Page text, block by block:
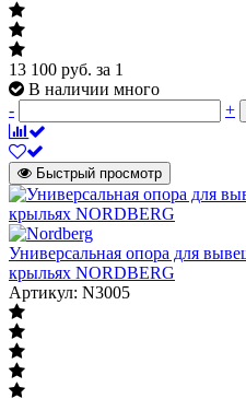
13 100 руб. за 1
В наличии много
-
+
Быстрый просмотр
Универсальная опора для
крыльях NORDBERG
Артикул: N3005